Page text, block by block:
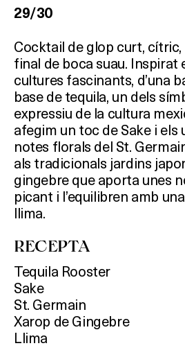
29/30
Cocktail de glop curt,
final de boca suau. Inspirat
cultures fascinants, d’una
base de tequila, un dels
expressiu de la cultura
afegim un toc de Sake i els
notes florals del St.
als tradicionals jardins
gingebre que aporta unes
picant i l’equilibren amb
llima.
RECEPTA
Tequila Rooster
Sake
St. Germain
Xarop de Gingebre
Llima